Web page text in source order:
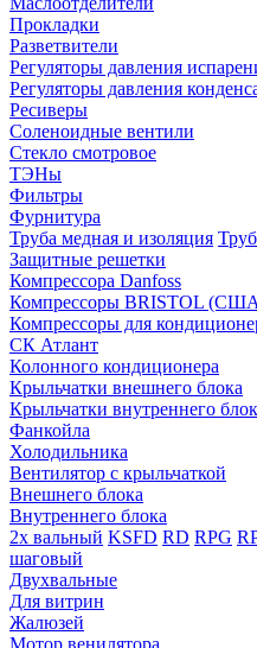
Прокладки
Разветвители
Регуляторы давления
Регуляторы давления
Ресиверы
Соленоидные вентили
Стекло смотровое
ТЭНы
Фильтры
Фурнитура
Труба медная и изоляция
Защитные решетки
Компрессора Danfoss
Компрессоры BRISTOL
Компрессоры для
СК Атлант
Колонного кондиционера
Крыльчатки внешнего блока
Крыльчатки внутреннего
Фанкойла
Холодильника
Вентилятор с крыльчаткой
Внешнего блока
Внутреннего блока
2х вальный KSFD RD RPG
шаговый
Двухвальные
Для витрин
Жалюзей
Мотор венилятора